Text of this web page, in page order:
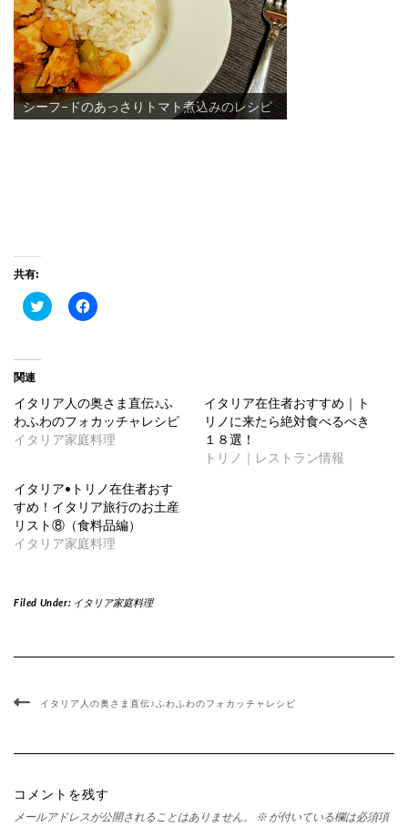
シーフ−ドのあっさりトマト煮込みのレシピ
スモークサーモンとファッロサラダ
共有:
ク
リ
共
有
(新
し
い
ン
ド
ウ
で
開
き
ま
Facebook
で
ク
リ
ッ
ク
し
だ
さ
い
(新
し
い
ウ
ウ
で
す)
関連
イタリア人の奥さま直伝♪ふ
わふわのフォカッチャレシピ
イタリア家庭料理
イタリア在住者おすすめ｜ト
リノに来たら絶対食べるべき
１８選！
トリノ｜レストラン情報
イタリア•トリノ在住者おす
すめ！イタリア旅行のお土産
リスト⑧（食料品編）
イタリア家庭料理
Filed Under: イタリア家庭料理
イタリア人の奥さま直伝♪ふわふわのフォカッチャレシピ
コメントを残す
メールアドレスが公開されることはありません。 ※ が付いている欄は必須項